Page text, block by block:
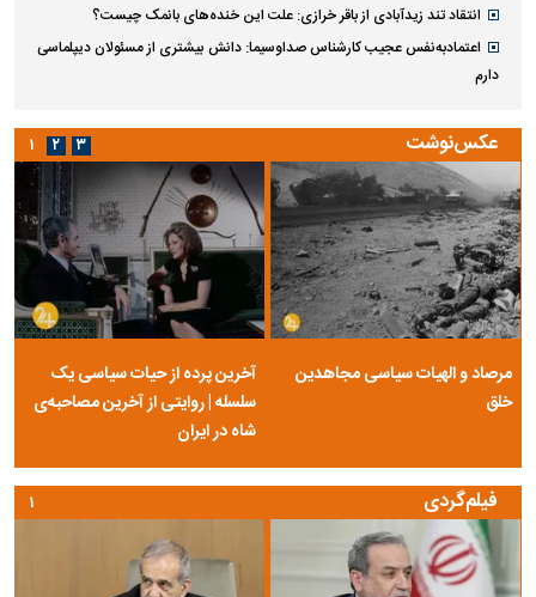
انتقاد تند زیدآبادی از باقر خرازی: علت این خنده‌های بانمک چیست؟
اعتمادبه‌نفس عجیب کارشناس صداوسیما: دانش بیشتری از مسئولان دیپلماسی
دارم
عکس‌نوشت
مرصاد و الهیات سیاسی مجاهدین
خلق
آخرین پرده از حیات سیاسی یک
سلسله | روایتی از آخرین مصاحبه‌ی
شاه در ایران
۱ ۲ ۳
فیلم‌گردی ۱